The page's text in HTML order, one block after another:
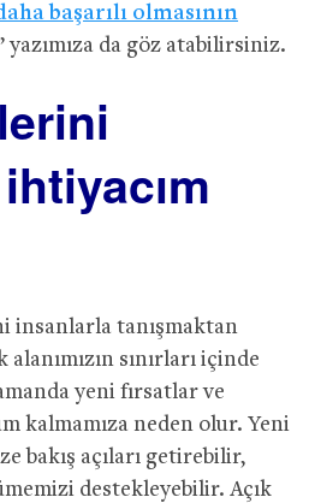
başarılı olmasının
yazımıza da göz atabilirsiniz.
insanlarla tanışmaktan
sınırları içinde
yeni fırsatlar ve
kalmamıza neden olur. Yeni
bakış açıları getirebilir,
destekleyebilir. Açık